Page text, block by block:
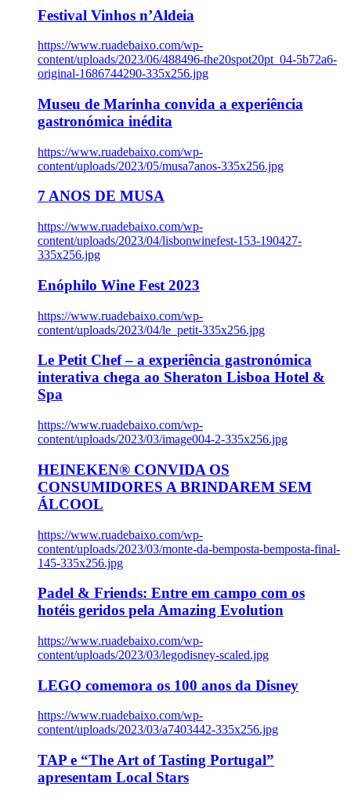
Festival Vinhos n’Aldeia
https://www.ruadebaixo.com/wp-
content/uploads/2023/06/488496-the20spot20pt_04-5b72a6-
original-1686744290-335x256.jpg
Museu de Marinha convida a experiência
gastronómica inédita
https://www.ruadebaixo.com/wp-
content/uploads/2023/05/musa7anos-335x256.jpg
7 ANOS DE MUSA
https://www.ruadebaixo.com/wp-
content/uploads/2023/04/lisbonwinefest-153-190427-
335x256.jpg
Enóphilo Wine Fest 2023
https://www.ruadebaixo.com/wp-
content/uploads/2023/04/le_petit-335x256.jpg
Le Petit Chef – a experiência gastronómica
interativa chega ao Sheraton Lisboa Hotel &
Spa
https://www.ruadebaixo.com/wp-
content/uploads/2023/03/image004-2-335x256.jpg
HEINEKEN® CONVIDA OS
CONSUMIDORES A BRINDAREM SEM
ÁLCOOL
https://www.ruadebaixo.com/wp-
content/uploads/2023/03/monte-da-bemposta-bemposta-final-
145-335x256.jpg
Padel & Friends: Entre em campo com os
hotéis geridos pela Amazing Evolution
https://www.ruadebaixo.com/wp-
content/uploads/2023/03/legodisney-scaled.jpg
LEGO comemora os 100 anos da Disney
https://www.ruadebaixo.com/wp-
content/uploads/2023/03/a7403442-335x256.jpg
TAP e “The Art of Tasting Portugal”
apresentam Local Stars